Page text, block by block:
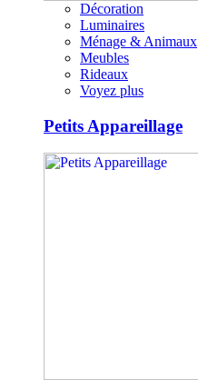
Décoration
Luminaires
Ménage & Animaux
Meubles
Rideaux
Voyez plus
Petits Appareillage